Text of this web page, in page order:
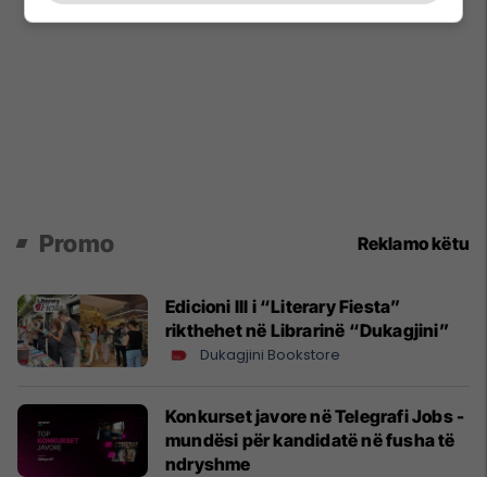
Promo Reklamo këtu
Edicioni III i “Literary Fiesta”
rikthehet në Librarinë “Dukagjini”
Dukagjini Bookstore
Konkurset javore në Telegrafi Jobs -
mundësi për kandidatë në fusha të
ndryshme